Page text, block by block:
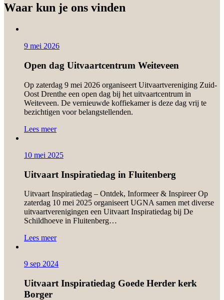
Waar kun je ons vinden
9 mei 2026
Open dag Uitvaartcentrum Weiteveen
Op zaterdag 9 mei 2026 organiseert Uitvaartvereniging Zuid-
Oost Drenthe een open dag bij het uitvaartcentrum in
Weiteveen. De vernieuwde koffiekamer is deze dag vrij te
bezichtigen voor belangstellenden.
Lees meer
10 mei 2025
Uitvaart Inspiratiedag in Fluitenberg
Uitvaart Inspiratiedag – Ontdek, Informeer & Inspireer Op
zaterdag 10 mei 2025 organiseert UGNA samen met diverse
uitvaartverenigingen een Uitvaart Inspiratiedag bij De
Schildhoeve in Fluitenberg…
Lees meer
9 sep 2024
Uitvaart Inspiratiedag Goede Herder kerk
Borger